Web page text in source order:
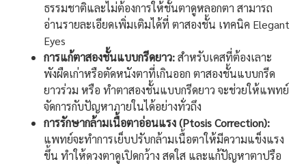
ธรรมชาติและไม่ต้องการให้ชั้นตาดูหลอกตา สามารถ
อ่านรายละเอียดเพิ่มเติมได้ที่ ตาสองชั้น เทคนิค Elegant
Eyes
การแก้ตาสองชั้นแบบกรีดยาว:สำหรับเคสที่ต้องเลาะ
พังผืดเก่าหรือตัดหนังตาที่เกินออก ตาสองชั้นแบบกรีด
ยาวร่วม หรือ ทำตาสองชั้นแบบกรีดยาว จะช่วยให้แพทย์
จัดการกับปัญหาภายในได้อย่างทั่วถึง
การรักษากล้ามเนื้อตาอ่อนแรง (Ptosis Correction):
แพทย์จะทำการเย็บปรับกล้ามเนื้อตาให้มีความแข็งแรง
ขึ้น ทำให้ดวงตาดูเปิดกว้าง สดใส และแก้ปัญหาตาปรือ